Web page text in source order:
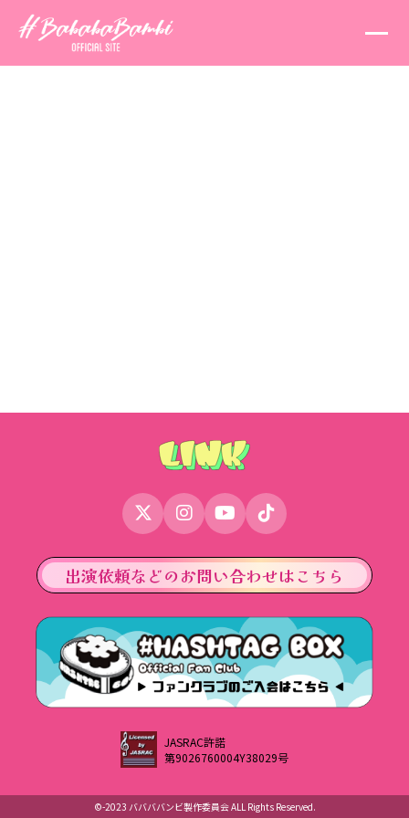
出演依頼などのお問い合わせはこちら
JASRAC許諾
第9026760004Y38029号
©︎-2023 ババババンビ製作委員会 ALL Rights Reserved.